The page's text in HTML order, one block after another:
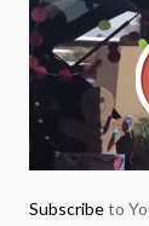
Subscribeto